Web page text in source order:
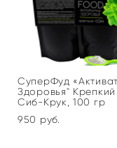
СуперФуд
Здоровья"
Сиб-Крук, 100 гр
950 pуб.